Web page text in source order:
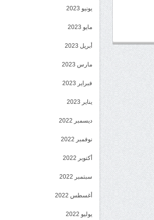
يونيو 2023
مايو 2023
أبريل 2023
مارس 2023
فبراير 2023
يناير 2023
ديسمبر 2022
نوفمبر 2022
أكتوبر 2022
سبتمبر 2022
أغسطس 2022
يوليو 2022